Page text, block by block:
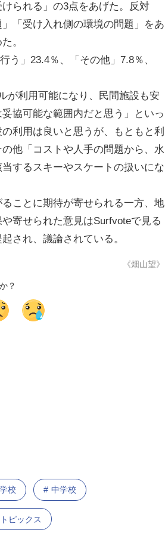
られる」の3点をあげた。反対
「受け入れ側の環境の問題」をあ
。
」23.4％、「その他」7.8％、
が利用可能になり、民間施設も安
協可能な範囲内だと思う」といっ
利用は良いと思うが、もともと利
他「コストや人手の問題から、水
するスキーやスケートの扱いにな
ことに期待が寄せられる一方、地
寄せられた意見はSurfvoteで見る
され、議論されている。
《畑山望》
？
校 中学校
ピックス